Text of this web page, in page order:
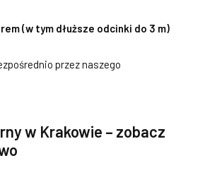
(w tym dłuższe odcinki do 3 m)
przez naszego
w Krakowie – zobacz